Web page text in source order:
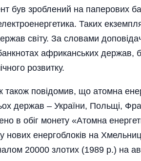
був зроблений на паперових
Таких
світу. За словами
африканських держав,
розвитку.
повідомив, що атомна
держав – України, Польщі,
в обіг монету «Атомна
нових енергоблоків на
20000 злотих (1989 р.) на